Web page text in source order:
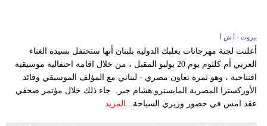
بيروت - أ ش أ
أعلنت لجنة مهرجانات بعلبك الدولية بلبنان أنها ستحتفل بسيدة الغناء
العربي أم كلثوم يوم 20 يوليو المقبل ، من خلال اقامة احتفالية موسيقية
افتتاحية ، وهو ثمرة تعاون مصري - لبناني مع المؤلف الموسيقي وقائد
الأوركسترا المصرية المايسترو هشام جبر. جاء ذلك خلال مؤتمر صحفي
عقد امس في حضور وزيري السياحة... المزيد